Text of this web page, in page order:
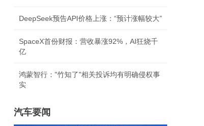
DeepSeek预告API价格上涨：“预计涨幅较大”
SpaceX首份财报：营收暴涨92%，AI狂烧千
亿
鸿蒙智行："竹知了"相关投诉均有明确侵权事
实
汽车要闻